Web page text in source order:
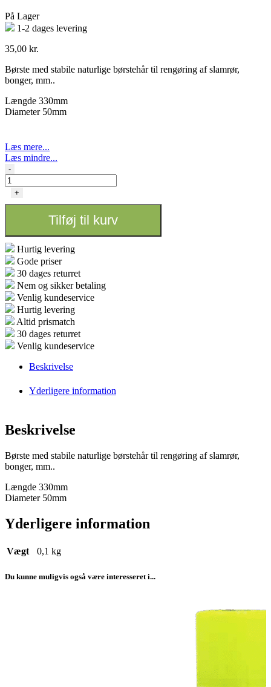
På Lager
1-2 dages levering
35,00 kr.
Børste med stabile naturlige børstehår til rengøring af slamrør,
bonger, mm..
Længde 330mm
Diameter 50mm
Læs mere...
Læs mindre...
Børste
Bong
renser
-
+
Tilføj til kurv
Hurtig levering
Gode priser
30 dages returret
Nem og sikker betaling
Venlig kundeservice
Hurtig levering
Altid prismatch
30 dages returret
Venlig kundeservice
Beskrivelse
Yderligere information
Beskrivelse
Børste med stabile naturlige børstehår til rengøring af slamrør,
bonger, mm..
Længde 330mm
Diameter 50mm
Yderligere information
Vægt 0,1 kg
Du kunne muligvis også være interesseret i...